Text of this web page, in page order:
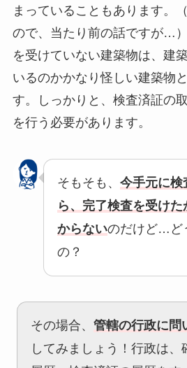
まっていることもあります。
ので、当たり前の話ですが…
を受けていない建築物は、建
いるのかかなり怪しい建築物
す。しっかりと、検査済証の
を行う必要があります。
そもそも、 今手元に検
ら、完了検査を受け
からないのだけど…ど
の？
その場合、 管轄の行政に問
してみましょう！行政は、